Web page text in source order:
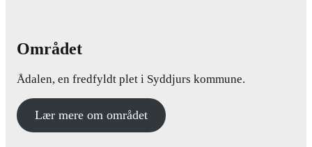
Området
Ådalen, en fredfyldt plet i Syddjurs kommune.
Lær mere om området